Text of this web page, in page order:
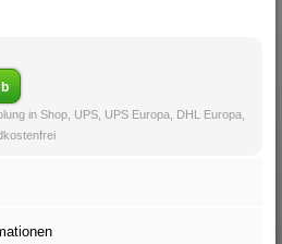
in Shop, UPS, UPS Europa, DHL Europa,